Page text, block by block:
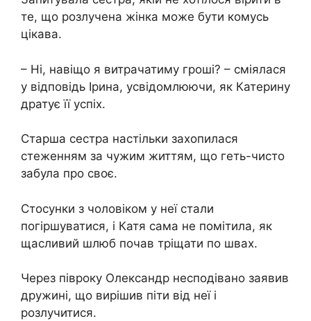
те, що розлучена жінка може бути комусь
цікава.
– Ні, навіщо я витрачатиму гроші? – сміялася
у відповідь Ірина, усвідомлюючи, як Катерину
дратує її успіх.
Старша сестра настільки захопилася
стеженням за чужим життям, що геть-чисто
забула про своє.
Стосунки з чоловіком у неї стали
погіршуватися, і Катя сама не помітила, як
щасливий шлюб почав тріщати по швах.
Через півроку Олександр несподівано заявив
дружині, що вирішив піти від неї і
розлучитися.